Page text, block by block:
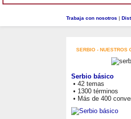
Trabaja con nosotros |
SERBIO - NUESTROS
Serbio básico
• 42 temas
• 1300 términos
• Más de 400